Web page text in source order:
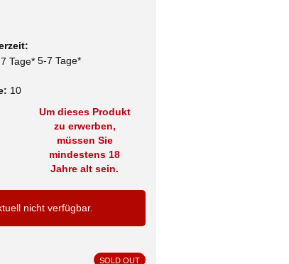
5-7 Tage*
10
Um dieses Produkt
zu erwerben,
müssen Sie
mindestens 18
Jahre alt sein.
nicht verfügbar.
SOLD OUT